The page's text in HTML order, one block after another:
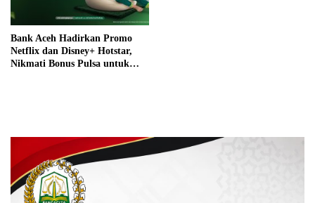
Bank Aceh Hadirkan Promo
Netflix dan Disney+ Hotstar,
Nikmati Bonus Pulsa untuk